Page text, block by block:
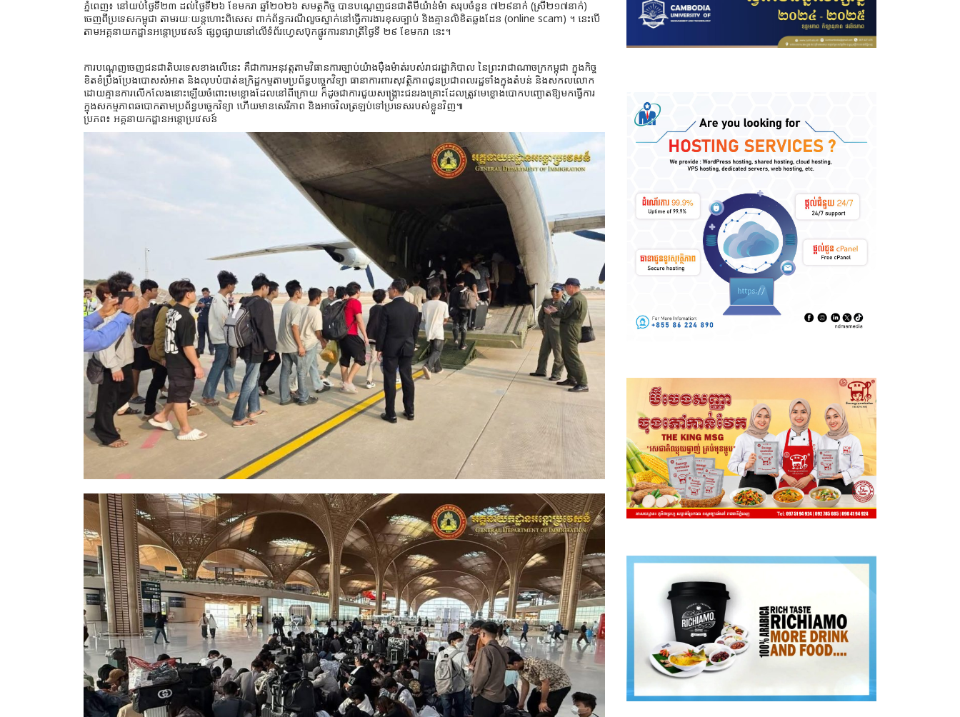
ភ្នំពេញ៖ នៅយប់ថ្ងៃទី២៣ ដល់ថ្ងៃទី២៦ ខែមករា ឆ្នាំ២០២៦ សមត្ថកិច្ច បានបណ្តេញជនជាតិមីយ៉ាន់ម៉ា សរុបចំនួន ៧២៩នាក់ (ស្រី២១៧នាក់)
ចេញពីប្រទេសកម្ពុជា តាមរយៈយន្តហោះពិសេស ពាក់ព័ន្ធករណីលួចស្នាក់នៅធ្វើការងារខុសច្បាប់ និងគ្មានលិខិតឆ្លងដែន (online scam) ។ នេះបើ
តាមអគ្គនាយកដ្ឋានអន្តោប្រវេសន៍ ផ្សព្វផ្សាយនៅលើទំព័រហ្វេសប៊ុកផ្លូវការនារាត្រីថ្ងៃទី ២៩ ខែមករា នេះ។
ការបណ្ដេញចេញជនជាតិបរទេសខាងលើនេះ គឺជាការអនុវត្តតាមវិធានការច្បាប់យ៉ាងម៉ឺងម៉ាត់របស់រាជរដ្ឋាភិបាល នៃព្រះរាជាណាចក្រកម្ពុជា ក្នុងកិច្ច
ខិតខំប្រឹងប្រែងបោសសំអាត និងលុបបំបាត់ឧក្រិដ្ឋកម្មតាមប្រព័ន្ធបច្ចេកវិទ្យា ធានាការពារសុវត្ថិភាពជូនប្រជាពលរដ្ឋទាំងក្នុងតំបន់ និងសកលលោក
ដោយគ្មានការលើកលែងនោះឡើយចំពោះមេខ្លោងដែលនៅពីក្រោយ ក៏ដូចជាការជួយសង្គ្រោះជនរងគ្រោះដែលត្រូវមេខ្លោងបោកបញ្ឆោតឱ្យមកធ្វើការ
ក្នុងសកម្មភាពឆបោកតាមប្រព័ន្ធបច្ចេកវិទ្យា ហើយមានសេរីភាព និងអាចវិលត្រឡប់ទៅប្រទេសរបស់ខ្លួនវិញ៕
ប្រភព៖ អគ្គនាយកដ្ឋានអន្តោប្រវេសន៍